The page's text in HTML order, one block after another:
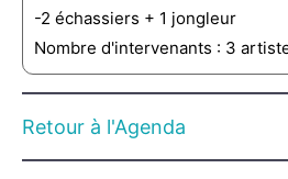
-2 échassiers + 1 jongleur
Nombre d'intervenants : 3
Retour à l'Agenda